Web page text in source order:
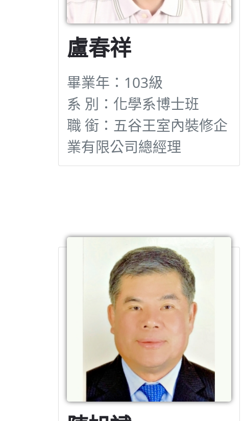
盧春祥
畢業年：103級
系 別：化學系博士班
職 銜：五谷王室內裝修企
業有限公司總經理